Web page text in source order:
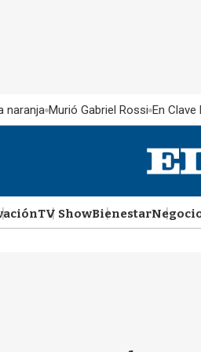
naranja Murió Gabriel Rossi En Clave
TV ShowBienestar